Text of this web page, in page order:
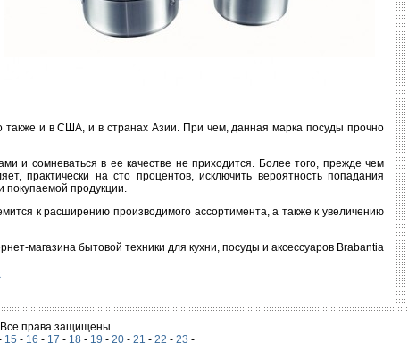
также и в США, и в странах Азии. При чем, данная марка посуды прочно
и сомневаться в ее качестве не приходится. Более того, прежде чем
практически на сто процентов, исключить вероятность попадания
покупаемой продукции.
к расширению производимого ассортимента, а также к увеличению
магазина бытовой техники для кухни, посуды и аксессуаров Brabantia
Все права защищены
15 - 16 - 17 - 18- 19 - 20- 21 - 22 - 23 -